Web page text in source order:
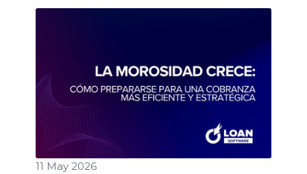
(CCT), una iniciativa impulsada por la
producción está prevista para […]
11 May 2026